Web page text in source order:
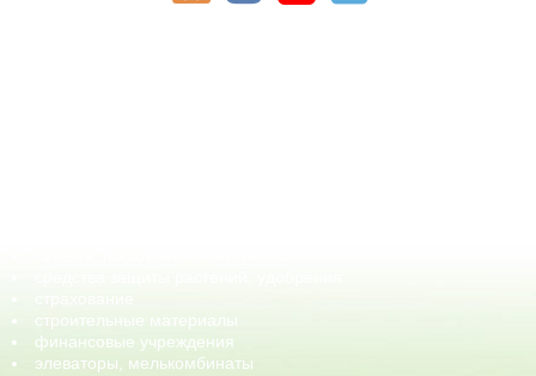
строительные материалы
финансовые учреждения
элеваторы, мелькомбинаты